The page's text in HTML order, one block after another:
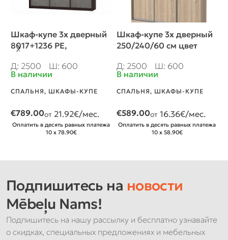
Шкаф-купе 3х дверный
8017+1236 PE,
Д: 2500
Ш: 600
В наличии
СПАЛЬНЯ , ШКАФЫ-КУПЕ
€789.00от 21.92€/мес.
Оплатить в десять равных платежа
10 x 78.90€
Шкаф-купе 3х дверный
250/240/60 см цвет
Д: 2500
Ш: 600
В наличии
СПАЛЬНЯ , ШКАФЫ-КУПЕ
€589.00от 16.36€/мес.
Оплатить в десять равных платежа
10 x 58.90€
Подпишитесь на новости
Mēbeļu Nams!
Подпишитесь на нашу рассылку и бесплатно узнавайте
о скидках, специальных предложениях и мебельных